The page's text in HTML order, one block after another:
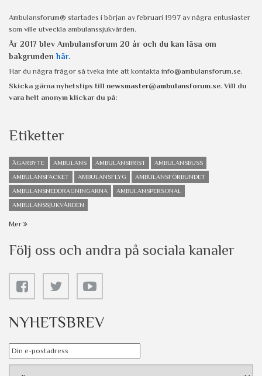
Ambulansforum® startades i början av februari 1997 av några entusiaster
som ville utveckla ambulanssjukvården.
År 2017 blev Ambulansforum 20 år och du kan läsa om
bakgrunden här.
Har du några frågor så tveka inte att kontakta info@ambulansforum.se.
Skicka gärna nyhetstips till newsmaster@ambulansforum.se. Vill du
vara helt anonym klickar du på:
Etiketter
ÄGARBYTE AMBULANS AMBULANSBRIST
AMBULANSBUSS
AMBULANSFACKET
AMBULANSFLYG
AMBULANSFÖRBUNDET
AMBULANSNEDDRAGNINGARNA
AMBULANSPERSONAL
AMBULANSSJUKVÅRDEN
Mer
Följ oss och andra på sociala kanaler
NYHETSBREV